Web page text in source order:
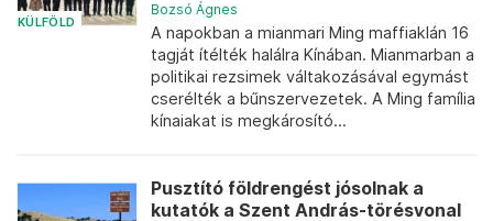
KÜLFÖLD
Bozsó Ágnes
A napokban a mianmari Ming maffiaklán 16
tagját ítélték halálra Kínában. Mianmarban a
politikai rezsimek váltakozásával egymást
cserélték a bűnszervezetek. A Ming família
kínaiakat is megkárosító...
Pusztító földrengést jósolnak a
kutatók a Szent András-törésvonal